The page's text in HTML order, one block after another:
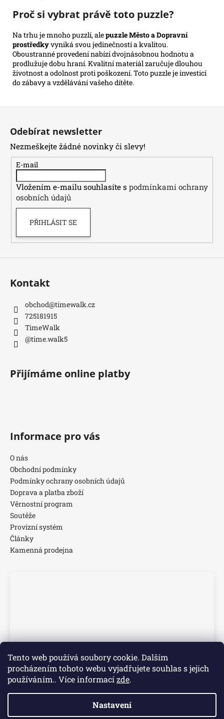
Tento web používá soubory cookie. Dalším
procházením tohoto webu vyjadřujete souhlas s jejich
používáním.. Více informacízde.
Nastavení
Proč si vybrat právě toto puzzle?
Na trhu je mnoho puzzlí, alepuzzle Město a Dopravní
prostředkyvyniká svou jedinečností a kvalitou.
Oboustranné provedení nabízí dvojnásobnou hodnotu a
prodlužuje dobu hraní. Kvalitní materiál zaručuje dlouhou
životnost a odolnost proti poškození. Toto puzzle je investicí
do zábavy a vzdělávání vašeho dítěte.
Odebírat newsletter
Nezmeškejte žádné novinky či slevy!
E-mail
Vložením e-mailu souhlasíte s podmínkami ochrany
osobních údajů
PŘIHLÁSIT SE
Kontakt
obchod@timewalk.cz
725181915
TimeWalk
@time.walk5
Přijímáme online platby
Informace pro vás
O nás
Obchodní podmínky
Podmínky ochrany osobních údajů
Doprava a platba zboží
Věrnostní program
Soutěže
Provizní systém
Články
Kamenná prodejna